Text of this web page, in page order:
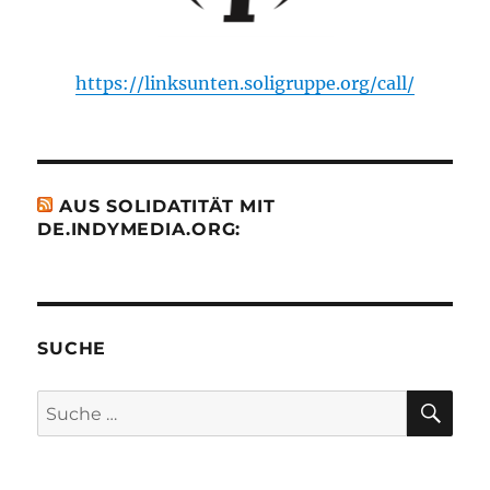
https://linksunten.soligruppe.org/call/
AUS SOLIDATITÄT MIT
DE.INDYMEDIA.ORG:
SUCHE
Suche
nach: